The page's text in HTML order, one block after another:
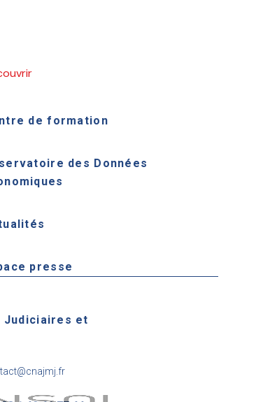
de formation
des Données
presse
Judiciaires et